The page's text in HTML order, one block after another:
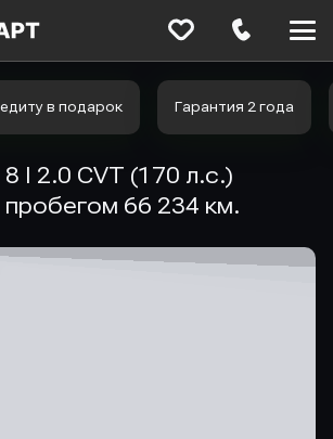
в подарок Гарантия 2 года
I 2.0 CVT (170 л.с.)
пробегом 66 234 км.